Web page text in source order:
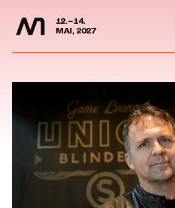
Jump to content
12.–14.
MAI, 2027